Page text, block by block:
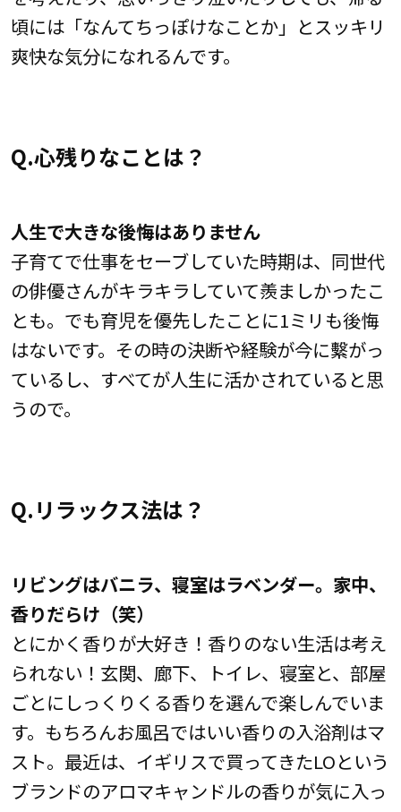
頃には「なんてちっぽけなことか」とスッキリ
爽快な気分になれるんです。
Q.心残りなことは？
人生で大きな後悔はありません
子育てで仕事をセーブしていた時期は、同世代
の俳優さんがキラキラしていて羨ましかったこ
とも。でも育児を優先したことに1ミリも後悔
はないです。その時の決断や経験が今に繫がっ
ているし、すべてが人生に活かされていると思
うので。
Q.リラックス法は？
リビングはバニラ、寝室はラベンダー。家中、
香りだらけ（笑）
とにかく香りが大好き！香りのない生活は考え
られない！玄関、廊下、トイレ、寝室と、部屋
ごとにしっくりくる香りを選んで楽しんでいま
す。もちろんお風呂ではいい香りの入浴剤はマ
スト。最近は、イギリスで買ってきたLOという
ブランドのアロマキャンドルの香りが気に入っ